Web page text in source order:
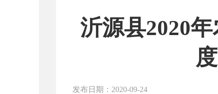
沂源县2020
发布日期：2020-09-24